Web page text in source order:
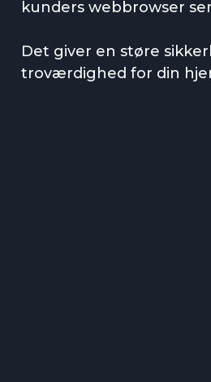
kunders webbrowser
Det giver en støre
troværdighed for din